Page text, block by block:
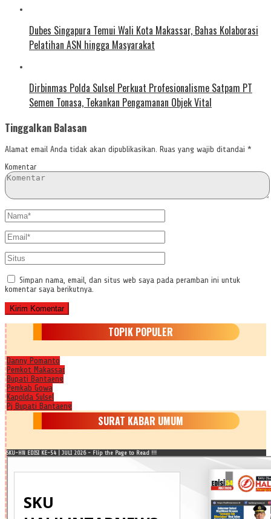
Dubes Singapura Temui Wali Kota Makassar, Bahas Kolaborasi
Pelatihan ASN hingga Masyarakat
Dirbinmas Polda Sulsel Perkuat Profesionalisme Satpam PT
Semen Tonasa, Tekankan Pengamanan Objek Vital
Tinggalkan Balasan
Alamat email Anda tidak akan dipublikasikan. Ruas yang wajib ditandai *
Komentar
Simpan nama, email, dan situs web saya pada peramban ini untuk
komentar saya berikutnya.
TOPIK POPULER
Danny Pomanto
Pemkot Makassar
Bupati Bantaeng
Pemkab Gowa
Kapolda Sulsel
Pj Bupati Bantaeng
SURAT KABAR UMUM
SKU-HN EDISI KE-54 | JULI 2026 - Flip the Page to Read !!!